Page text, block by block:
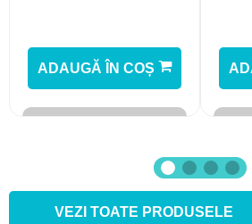
ADAUGĂ ÎN COȘ
VEZI TOATE PRODUSELE